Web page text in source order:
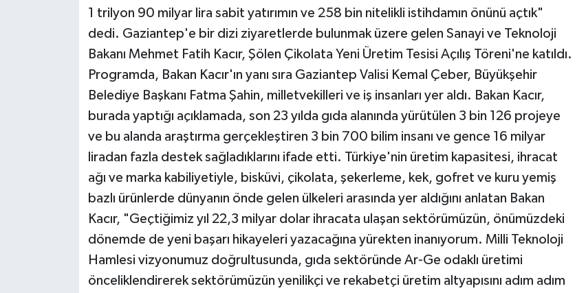
1 trilyon 90 milyar lira sabit yatırımın ve 258 bin nitelikli istihdamın önünü açtık"
dedi. Gaziantep'e bir dizi ziyaretlerde bulunmak üzere gelen Sanayi ve Teknoloji
Bakanı Mehmet Fatih Kacır, Şölen Çikolata Yeni Üretim Tesisi Açılış Töreni'ne katıldı.
Programda, Bakan Kacır'ın yanı sıra Gaziantep Valisi Kemal Çeber, Büyükşehir
Belediye Başkanı Fatma Şahin, milletvekilleri ve iş insanları yer aldı. Bakan Kacır,
burada yaptığı açıklamada, son 23 yılda gıda alanında yürütülen 3 bin 126 projeye
ve bu alanda araştırma gerçekleştiren 3 bin 700 bilim insanı ve gence 16 milyar
liradan fazla destek sağladıklarını ifade etti. Türkiye'nin üretim kapasitesi, ihracat
ağı ve marka kabiliyetiyle, bisküvi, çikolata, şekerleme, kek, gofret ve kuru yemiş
bazlı ürünlerde dünyanın önde gelen ülkeleri arasında yer aldığını anlatan Bakan
Kacır, "Geçtiğimiz yıl 22,3 milyar dolar ihracata ulaşan sektörümüzün, önümüzdeki
dönemde de yeni başarı hikayeleri yazacağına yürekten inanıyorum. Milli Teknoloji
Hamlesi vizyonumuz doğrultusunda, gıda sektöründe Ar-Ge odaklı üretimi
önceliklendirerek sektörümüzün yenilikçi ve rekabetçi üretim altyapısını adım adım